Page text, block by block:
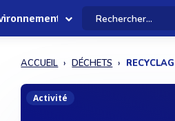
ACCUEIL DÉCHETS
Activité